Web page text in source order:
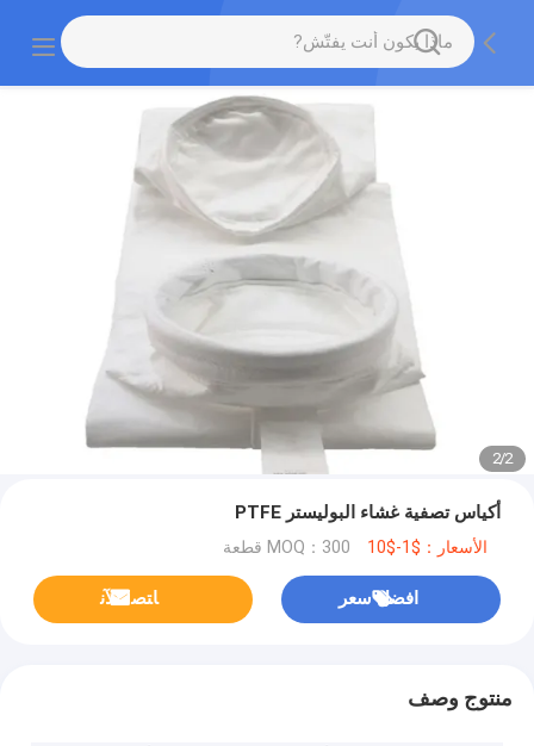
2
/
2
أكياس تصفية غشاء البوليستر PTFE
الأسعار：$1-$10 MOQ：300 قطعة
افضل سعر ﺎﺘﺼﻟ ﺍﻶﻧ
منتوج وصف